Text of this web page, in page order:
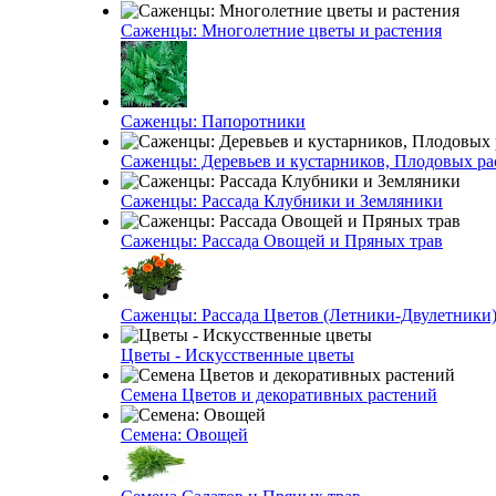
Саженцы: Многолетние цветы и растения
Саженцы: Папоротники
Саженцы: Деревьев и кустарников, Плодовых
Саженцы: Рассада Клубники и Земляники
Саженцы: Рассада Овощей и Пряных трав
Саженцы: Рассада Цветов (Летники-Двулетники)
Цветы - Искусственные цветы
Семена Цветов и декоративных растений
Семена: Овощей